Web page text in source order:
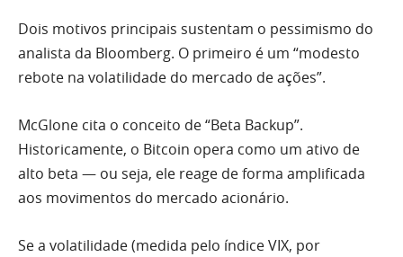
Dois motivos principais sustentam o pessimismo do
analista da Bloomberg. O primeiro é um “modesto
rebote na volatilidade do mercado de ações”.
McGlone cita o conceito de “Beta Backup”.
Historicamente, o Bitcoin opera como um ativo de
alto beta — ou seja, ele reage de forma amplificada
aos movimentos do mercado acionário.
Se a volatilidade (medida pelo índice VIX, por